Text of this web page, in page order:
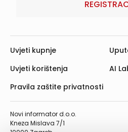
Novi informator d.o.o.
Kneza Mislava 7/1
Uvjeti kupnje
Uvjeti korištenja
Pravila zaštite privatnosti
AI